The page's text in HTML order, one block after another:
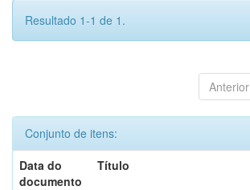
Resultado 1-1 de 1.
Anterior
Conjunto de itens:
Data do
documento
Título